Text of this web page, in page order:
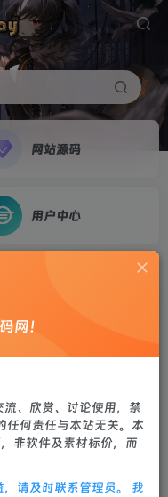
网站源码
用户中心
0 634 22
网！
、欣赏、讨论使用，禁
任何责任与本站无关。本
非软件及素材标价，而
请及时联系管理员。 我